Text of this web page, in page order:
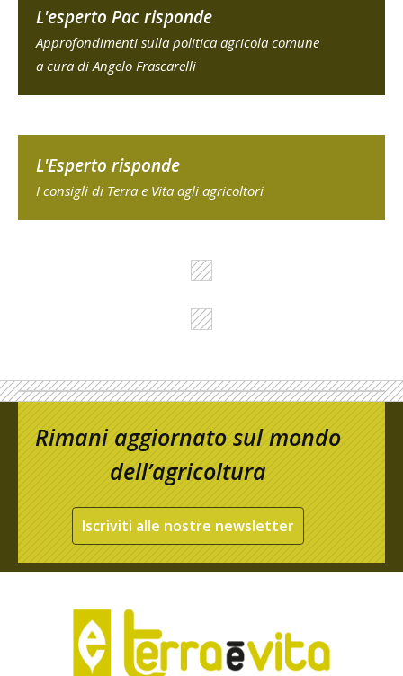
L'esperto Pac risponde
Approfondimenti sulla politica agricola comune
a cura di Angelo Frascarelli
L'Esperto risponde
I consigli di Terra e Vita agli agricoltori
Rimani aggiornato sul mondo
dell’agricoltura
Iscriviti alle nostre newsletter